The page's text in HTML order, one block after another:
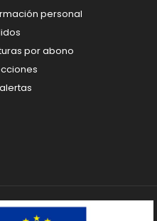
personal
por abono